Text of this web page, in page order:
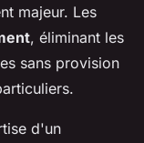
majeur. Les
, éliminant les
sans provision
d'un